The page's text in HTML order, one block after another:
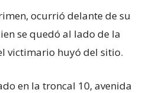
ocurrió delante de su
se quedó al lado de la
victimario huyó del sitio.
en la troncal 10, avenida